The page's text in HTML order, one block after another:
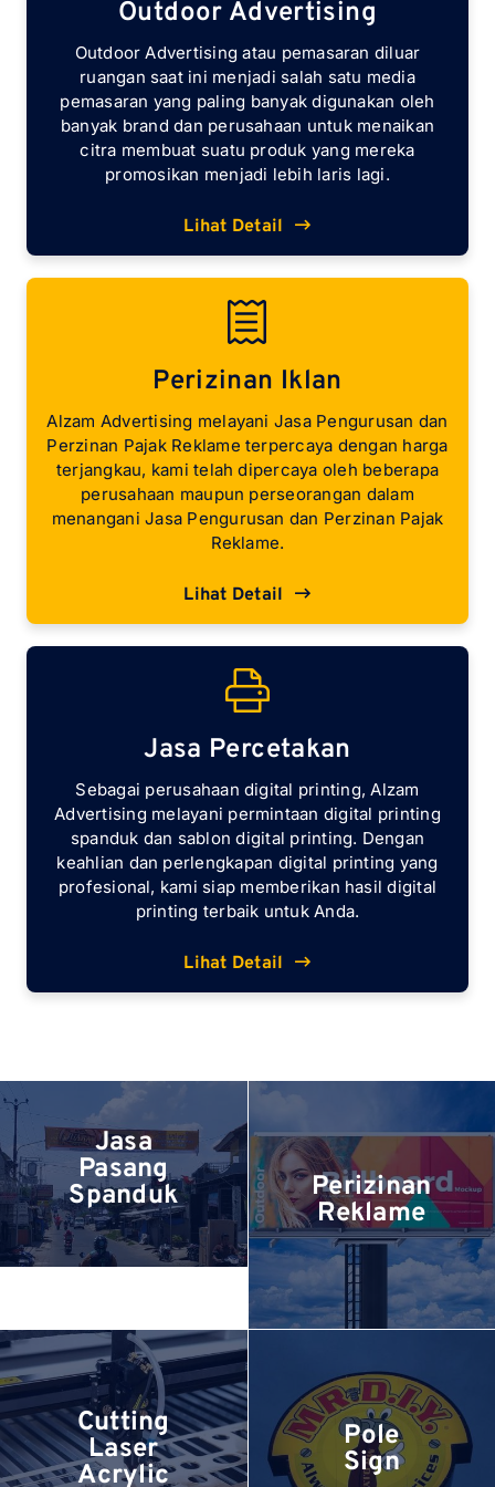
Outdoor Advertising
Outdoor Advertising atau pemasaran diluar
ruangan saat ini menjadi salah satu media
pemasaran yang paling banyak digunakan oleh
banyak brand dan perusahaan untuk menaikan
citra membuat suatu produk yang mereka
promosikan menjadi lebih laris lagi.
Lihat Detail
Perizinan Iklan
Alzam Advertising melayani Jasa Pengurusan dan
Perzinan Pajak Reklame terpercaya dengan harga
terjangkau, kami telah dipercaya oleh beberapa
perusahaan maupun perseorangan dalam
menangani Jasa Pengurusan dan Perzinan Pajak
Reklame.
Lihat Detail
Jasa Percetakan
Sebagai perusahaan digital printing, Alzam
Advertising melayani permintaan digital printing
spanduk dan sablon digital printing. Dengan
keahlian dan perlengkapan digital printing yang
profesional, kami siap memberikan hasil digital
printing terbaik untuk Anda.
Lihat Detail
Jasa
Pasang
Spanduk
Perizinan
Reklame
Cutting
Laser
Acrylic
Pole
Sign